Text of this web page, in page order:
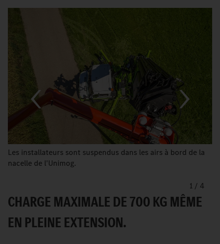
Les installateurs sont suspendus dans les airs à bord de la
nacelle de l'Unimog.
1 / 4
CHARGE MAXIMALE DE 700 KG MÊME
EN PLEINE EXTENSION.